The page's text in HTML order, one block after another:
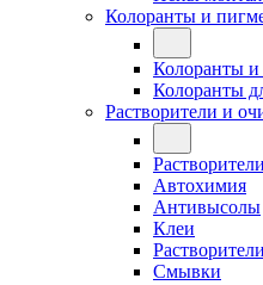
Колоранты и
Колоранты
Колоранты
Растворители и
Автохимия
Антивысолы
Клеи
Растворители
Смывки